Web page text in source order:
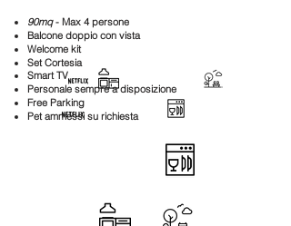
Appartamento Darius (Via
90mq- Max 4 persone
Balcone doppio con vista
Welcome kit
Set Cortesia
Smart TV
Personale sempre a disposizione
Free Parking
Pet ammessi su richiesta